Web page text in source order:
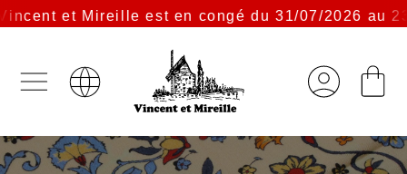
et Mireille est en congé du 31/07/2026 au